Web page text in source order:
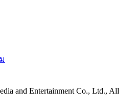
and Entertainment Co., Ltd., All